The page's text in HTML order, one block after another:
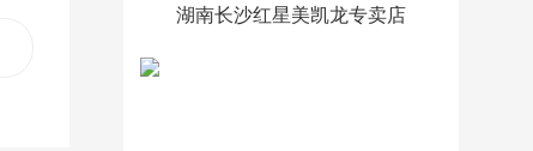
湖南长沙红星美凯龙专卖店